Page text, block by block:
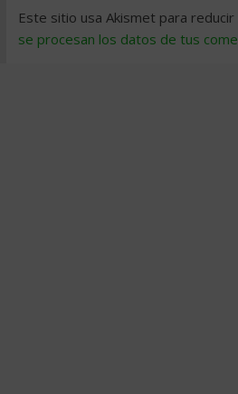
Este sitio usa Akismet para reducir
se procesan los datos de tus